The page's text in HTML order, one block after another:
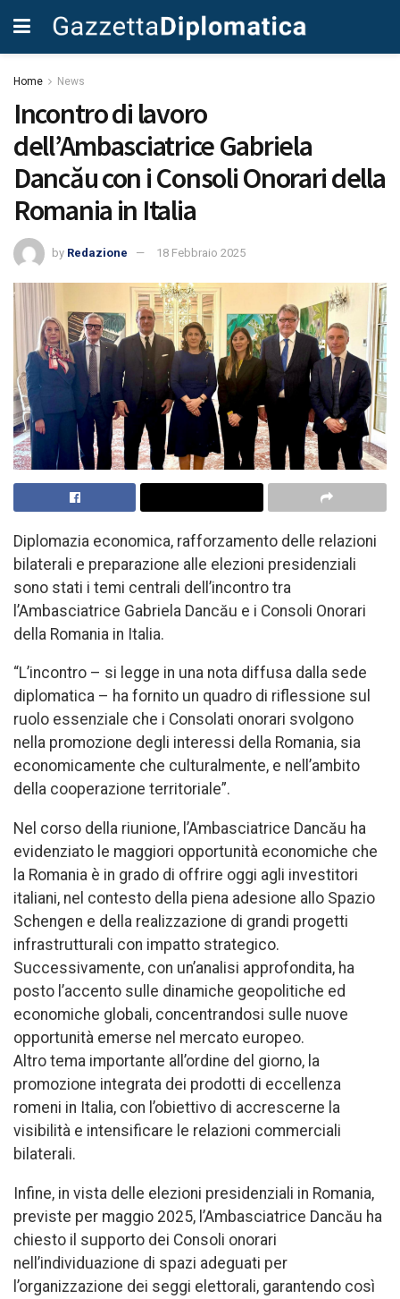
Home News
Incontro di lavoro
dell’Ambasciatrice Gabriela
Dancău con i Consoli Onorari della
Romania in Italia
by Redazione 18 Febbraio 2025
Diplomazia economica, rafforzamento delle relazioni
bilaterali e preparazione alle elezioni presidenziali
sono stati i temi centrali dell’incontro tra
l’Ambasciatrice Gabriela Dancău e i Consoli Onorari
della Romania in Italia.
“L’incontro – si legge in una nota diffusa dalla sede
diplomatica – ha fornito un quadro di riflessione sul
ruolo essenziale che i Consolati onorari svolgono
nella promozione degli interessi della Romania, sia
economicamente che culturalmente, e nell’ambito
della cooperazione territoriale”.
Nel corso della riunione, l’Ambasciatrice Dancău ha
evidenziato le maggiori opportunità economiche che
la Romania è in grado di offrire oggi agli investitori
italiani, nel contesto della piena adesione allo Spazio
Schengen e della realizzazione di grandi progetti
infrastrutturali con impatto strategico.
Successivamente, con un’analisi approfondita, ha
posto l’accento sulle dinamiche geopolitiche ed
economiche globali, concentrandosi sulle nuove
opportunità emerse nel mercato europeo.
Altro tema importante all’ordine del giorno, la
promozione integrata dei prodotti di eccellenza
romeni in Italia, con l’obiettivo di accrescerne la
visibilità e intensificare le relazioni commerciali
bilaterali.
Infine, in vista delle elezioni presidenziali in Romania,
previste per maggio 2025, l’Ambasciatrice Dancău ha
chiesto il supporto dei Consoli onorari
nell’individuazione di spazi adeguati per
l’organizzazione dei seggi elettorali, garantendo così